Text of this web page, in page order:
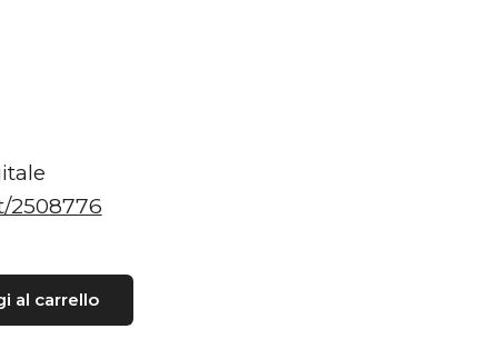
2508776
al carrello